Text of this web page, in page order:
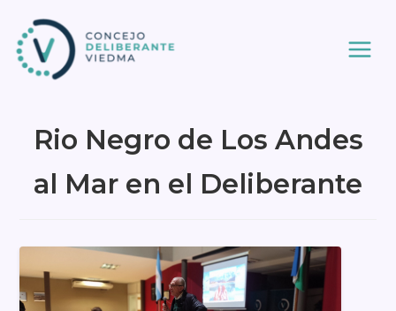
contenido
Rio Negro de Los Andes
al Mar en el Deliberante